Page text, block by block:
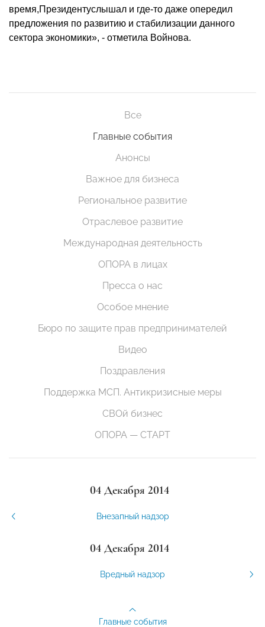
время,Президентуслышал и где-то даже опередил
предложения по развитию и стабилизации данного
сектора экономики», - отметила Войнова.
Все
Главные события
Анонсы
Важное для бизнеса
Региональное развитие
Отраслевое развитие
Международная деятельность
ОПОРА в лицах
Пресса о нас
Особое мнение
Бюро по защите прав предпринимателей
Видео
Поздравления
Поддержка МСП. Антикризисные меры
СВОй бизнес
ОПОРА — СТАРТ
04 Декабря 2014
Внезапный надзор
04 Декабря 2014
Вредный надзор
Главные события